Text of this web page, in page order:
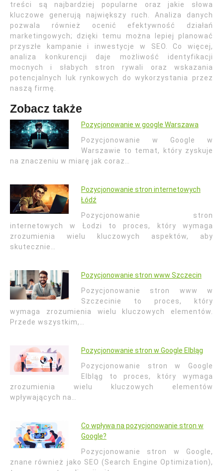
treści są najbardziej popularne oraz jakie słowa
kluczowe generują największy ruch. Analiza danych
pozwala również ocenić efektywność działań
marketingowych; dzięki temu można lepiej planować
przyszłe kampanie i inwestycje w SEO. Co więcej,
analiza konkurencji daje możliwość identyfikacji
mocnych i słabych stron rywali oraz wskazania
potencjalnych luk rynkowych do wykorzystania przez
naszą firmę.
Zobacz także
Pozycjonowanie w google Warszawa
Pozycjonowanie w Google w
Warszawie to temat, który zyskuje
na znaczeniu w miarę jak coraz…
Pozycjonowanie stron internetowych
Łódź
Pozycjonowanie stron
internetowych w Łodzi to proces, który wymaga
zrozumienia wielu kluczowych aspektów, aby
skutecznie…
Pozycjonowanie stron www Szczecin
Pozycjonowanie stron www w
Szczecinie to proces, który
wymaga zrozumienia wielu kluczowych elementów.
Przede wszystkim,…
Pozycjonowanie stron w Google Elbląg
Pozycjonowanie stron w Google
Elbląg to proces, który wymaga
zrozumienia wielu kluczowych elementów
wpływających na…
Co wpływa na pozycjonowanie stron w
Google?
Pozycjonowanie stron w Google,
znane również jako SEO (Search Engine Optimization),